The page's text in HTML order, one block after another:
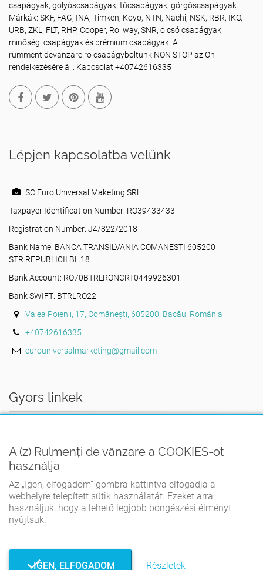
csapágyak, golyóscsapágyak, tűcsapágyak, görgőscsapágyak.
Márkák: SKF, FAG, INA, Timken, Koyo, NTN, Nachi, NSK, RBR, IKO,
URB, ZKL, FLT, RHP, Cooper, Rollway, SNR, olcsó csapágyak,
minőségi csapágyak és prémium csapágyak. A
rummentidevanzare.ro csapágyboltunk NON STOP az Ön
rendelkezésére áll: Kapcsolat +40742616335
Lépjen kapcsolatba velünk
SC Euro Universal Maketing SRL
Taxpayer Identification Number: RO39433433
Registration Number: J4/822/2018
Bank Name: BANCA TRANSILVANIA COMANESTI 605200
STR.REPUBLICII BL.18
Bank Account: RO70BTRLRONCRT0449926301
Bank SWIFT: BTRLRO22
Valea Poienii, 17, Comănești, 605200, Bacău, Románia
+40742616335
eurouniversalmarketing@gmail.com
Gyors linkek
FELHASZNÁLÁSI FELTÉTELEK
ADATVÉDELMI IRÁNYELVEK
COOKIE-IRÁNYELVEK
KAPCSOLATBA LÉPNI
A (z) Rulmenți de vânzare a COOKIES-ot
használja
Az „Igen, elfogadom” gombra kattintva elfogadja a
webhelyre telepített sütik használatát. Ezeket arra
használjuk, hogy a lehető legjobb böngészési élményt
nyújtsuk.
IGEN, ELFOGADOM Részletek